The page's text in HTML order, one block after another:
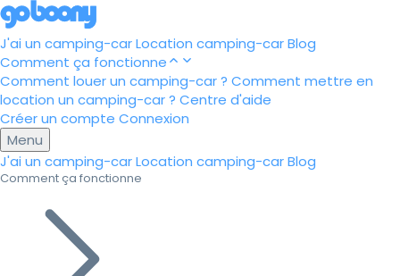
J'ai un camping-carLocation camping-carBlog
Comment ça fonctionne
Comment louer un camping-car ? Comment mettre en
location un camping-car ? Centre d'aide
Créer un compte Connexion
Menu
J'ai un camping-carLocation camping-carBlog
Comment ça fonctionne